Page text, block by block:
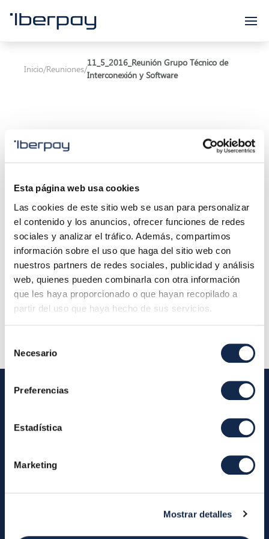
Esta página web usa cookies
Las cookies de este sitio web se usan para personalizar
el contenido y los anuncios, ofrecer funciones de redes
sociales y analizar el tráfico. Además, compartimos
información sobre el uso que haga del sitio web con
nuestros partners de redes sociales, publicidad y análisis
web, quienes pueden combinarla con otra información
que les haya proporcionado o que hayan recopilado a
partir del uso que haya hecho de sus servicios.
consentimiento
Necesario
Preferencias
Estadística
Marketing
Mostrar detalles
Iberpay
Inicio/Reuniones/
11_5_2016_Reunión Grupo Técnico de
Interconexión y Software
y Software
Inicio de la reunión:11/05/2016 11:00
Final de la reunión:11/05/2016 13:00
Localización:
Descripción:Reunión Grupo Técnico de
Interconexión y Software
Iberpay
About us